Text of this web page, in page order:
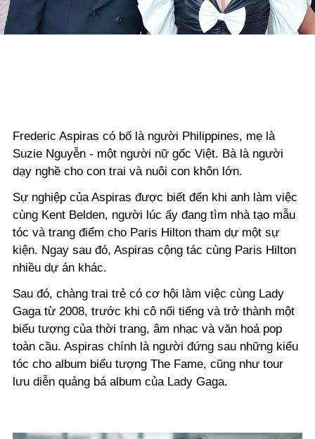
Frederic Aspiras có bố là người Philippines, mẹ là
Suzie Nguyễn - một người nữ gốc Việt. Bà là người
dạy nghề cho con trai và nuôi con khôn lớn.
Sự nghiệp của Aspiras được biết đến khi anh làm việc
cùng Kent Belden, người lúc ấy đang tìm nhà tạo mẫu
tóc và trang điểm cho Paris Hilton tham dự một sự
kiện. Ngay sau đó, Aspiras cộng tác cùng Paris Hilton
nhiều dự án khác.
Sau đó, chàng trai trẻ có cơ hội làm việc cùng Lady
Gaga từ 2008, trước khi cô nổi tiếng và trở thành một
biểu tượng của thời trang, âm nhạc và văn hoá pop
toàn cầu. Aspiras chính là người đứng sau những kiểu
tóc cho album biểu tượng The Fame, cũng như tour
lưu diễn quảng bá album của Lady Gaga.